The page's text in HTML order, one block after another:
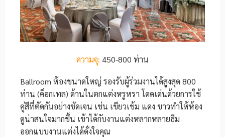
ความจุ: 450-800 ท่าน
Ballroom ห้องขนาดใหญ่ รองรับผู้ร่วมงานได้สูงสุด 800
ท่าน (ค็อกเทล) ด้านในตกแต่งหรูหรา โดดเด่นด้วยการใช้
คู่สีที่ตัดกันอย่างชัดเจน เช่น เขียวเข้ม แดง ขาวทำให้ห้อง
ดูน่าสนใจมากขึ้น เข้าได้กับงานแต่งหลากหลายธีม
ออกแบบงานแต่งได้ดั่งใจคุณ